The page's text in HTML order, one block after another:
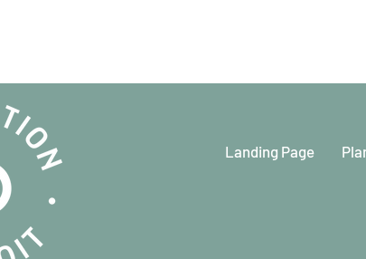
Landing Page